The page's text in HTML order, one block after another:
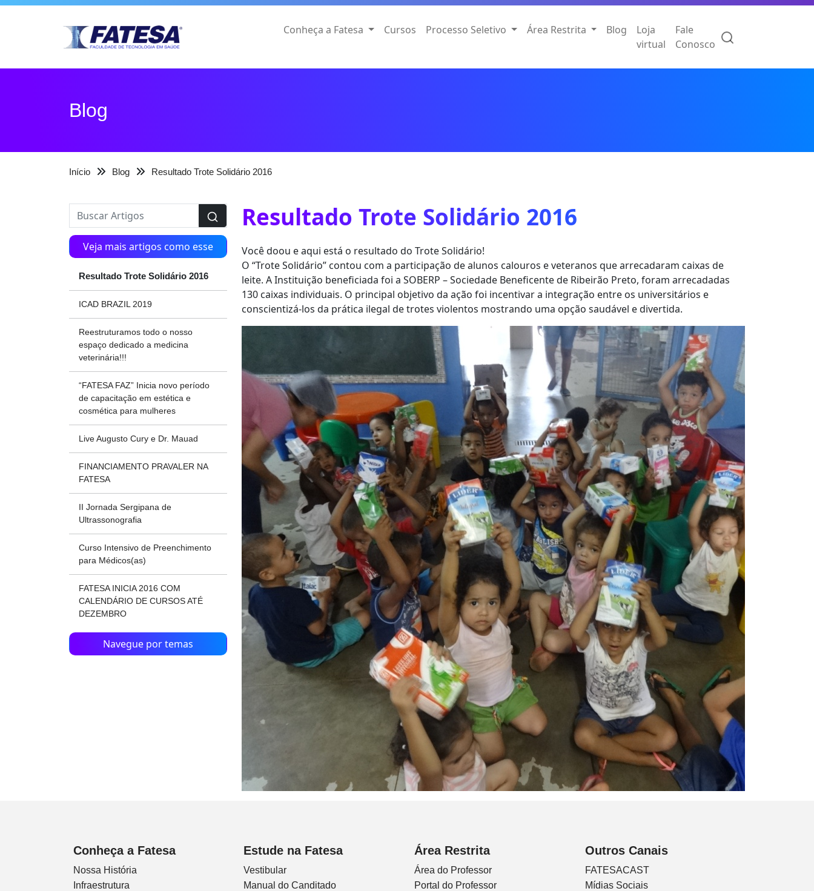
Conheça a Fatesa Cursos Processo Seletivo Área Restrita Blog
Loja
virtual
Fale
Conosco
Blog
Início Blog Resultado Trote Solidário 2016
Veja mais artigos como esse
Resultado Trote Solidário 2016
ICAD BRAZIL 2019
Reestruturamos todo o nosso
espaço dedicado a medicina
veterinária!!!
“FATESA FAZ” Inicia novo período
de capacitação em estética e
cosmética para mulheres
Live Augusto Cury e Dr. Mauad
FINANCIAMENTO PRAVALER NA
FATESA
II Jornada Sergipana de
Ultrassonografia
Curso Intensivo de Preenchimento
para Médicos(as)
FATESA INICIA 2016 COM
CALENDÁRIO DE CURSOS ATÉ
DEZEMBRO
Navegue por temas
Resultado Trote Solidário 2016
Você doou e aqui está o resultado do Trote Solidário!
O “Trote Solidário” contou com a participação de alunos calouros e veteranos que arrecadaram caixas de
leite. A Instituição beneficiada foi a SOBERP – Sociedade Beneficente de Ribeirão Preto, foram arrecadadas
130 caixas individuais. O principal objetivo da ação foi incentivar a integração entre os universitários e
conscientizá-los da prática ilegal de trotes violentos mostrando uma opção saudável e divertida.
Conheça a Fatesa
Nossa História
Infraestrutura
Estude na Fatesa
Vestibular
Manual do Canditado
Área Restrita
Área do Professor
Portal do Professor
Outros Canais
FATESACAST
Mídias Sociais